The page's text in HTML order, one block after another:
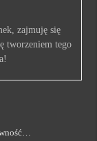
zajmuję się
tworzeniem tego